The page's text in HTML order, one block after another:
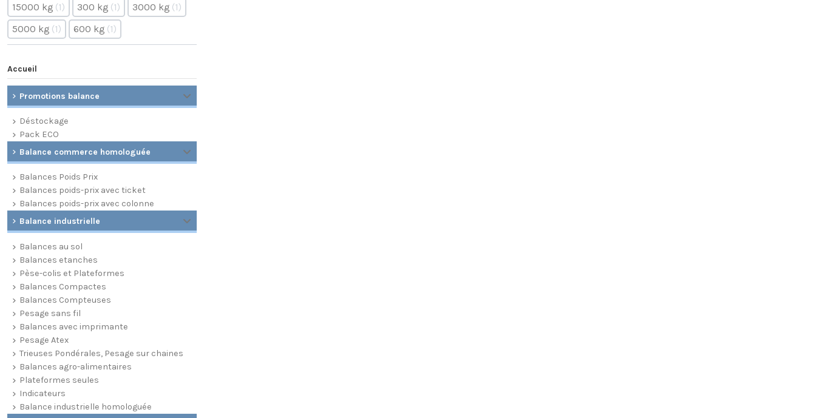
15000 kg 1 300 kg 1 3000 kg 1
5000 kg 1 600 kg 1
Accueil
Promotions balance
Déstockage
Pack ECO
Balance commerce homologuée
Balances Poids Prix
Balances poids-prix avec ticket
Balances poids-prix avec colonne
Balance industrielle
Balances au sol
Balances etanches
Pèse-colis et Plateformes
Balances Compactes
Balances Compteuses
Pesage sans fil
Balances avec imprimante
Pesage Atex
Trieuses Pondérales, Pesage sur chaines
Balances agro-alimentaires
Plateformes seules
Indicateurs
Balance industrielle homologuée